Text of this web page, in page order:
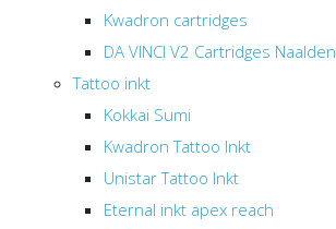
Kwadron cartridges
DA VINCI V2 Cartridges Naalden
Tattoo inkt
Kokkai Sumi
Kwadron Tattoo Inkt
Unistar Tattoo Inkt
Eternal inkt apex reach